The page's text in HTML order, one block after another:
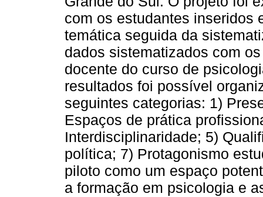
com os estudantes inseridos
temática seguida da
dados sistematizados com
docente do curso de
resultados foi possível
seguintes categorias: 1)
Espaços de prática
Interdisciplinaridade; 5)
política; 7) Protagonismo
piloto como um espaço
a formação em psicologia e